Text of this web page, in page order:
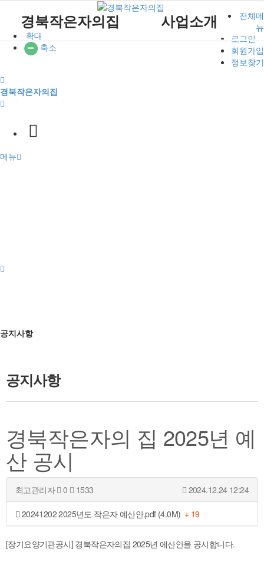
확대
축소
로그인
회원가입
정보찾기
경북작은자의집
경북작은자의집
원장인사말
시설갤러리
찾아오시는길
사업소개
작은자 소식
재가센터 갤러리
재가 이용요금 안내
푸른솔 교회소개
후원 안내
전체메
뉴
메뉴
공지사항
공지사항
경북작은자의 집 2025년 예
산 공시
최고관리자 0 1533 2024.12.24 12:24
20241202 2025년도 작은자 예산안.pdf (4.0M) + 19
[장기요양기관공시] 경북작은자의집 2025년 에산안을 공시합니다.